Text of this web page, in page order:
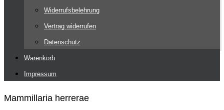
Widerrufsbelehrung
Vertrag widerrufen
Datenschutz
Warenkorb
Impressum
Start
Mammillaria herrerae